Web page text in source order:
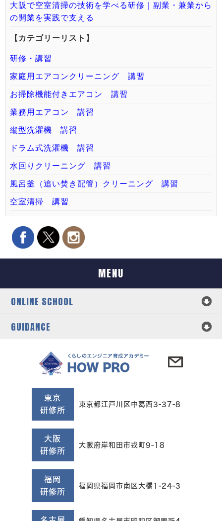
大阪で空室清掃の技術を学べる研修｜副業・兼業から
の開業を実践で支える
【カテゴリーリスト】
研修・講習
家庭用エアコンクリーニング 講習
お掃除機能付きエアコン 講習
業務用エアコン 講習
縦型洗濯機 講習
ドラム式洗濯機 講習
水回りクリーニング 講習
風呂釜（追い焚き配管）クリーニング 講習
空室清掃 講習
MENU
ONLINE SCHOOL
GUIDANCE
東京
研修所
東京都江戸川区中葛西3-37-8
大阪
研修所
大阪府岸和田市戎町9-18
福岡
研修所
福岡県福岡市南区大橋1-24-3